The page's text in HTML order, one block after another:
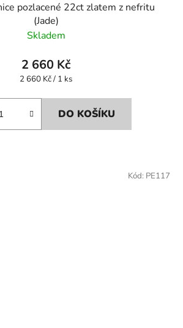
pozlacené 22ct zlatem z nefritu
(Jade)
Skladem
2 660 Kč
Měrná
2 660 Kč / 1 ks
DO KOŠÍKU
Kód: PE117